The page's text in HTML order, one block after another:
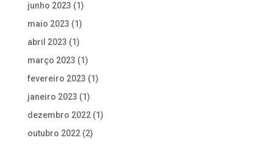
junho 2023 (1)
maio 2023 (1)
abril 2023 (1)
março 2023 (1)
fevereiro 2023 (1)
janeiro 2023 (1)
dezembro 2022(1)
outubro 2022(2)